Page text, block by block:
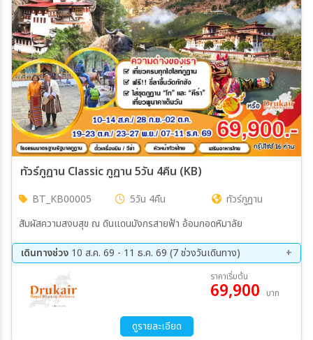
ทัวร์ภูฏาน Classic ภูฏาน 5วัน 4คืน (KB)
BT_KB00005 5วัน 4คืน
ทัวร์ภูฏาน
สัมผัสความสงบสุข ณ ดินแดนมังกรสายฟ้า อ้อมกอดหิมาลัย
เดินทางช่วง 10 ส.ค. 69 - 11 ธ.ค. 69 (7 ช่วงวันเดินทาง)
24 ส.ค. 69 - 28 ส.ค. 69
07 ก.ย. 69 - 11 ก.ย. 69
28 ก.ย. 69 - 02 ต.ค. 69
19 ต.ค. 69 - 23 ต.ค. 69
23 ต.ค. 69 - 27 พ.ย. 69
ราคาเริ่มต้น
69,900 บาท
ดูรายละเอียด